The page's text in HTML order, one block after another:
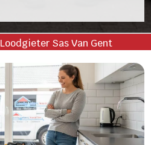
Loodgieter Sas Van Gent